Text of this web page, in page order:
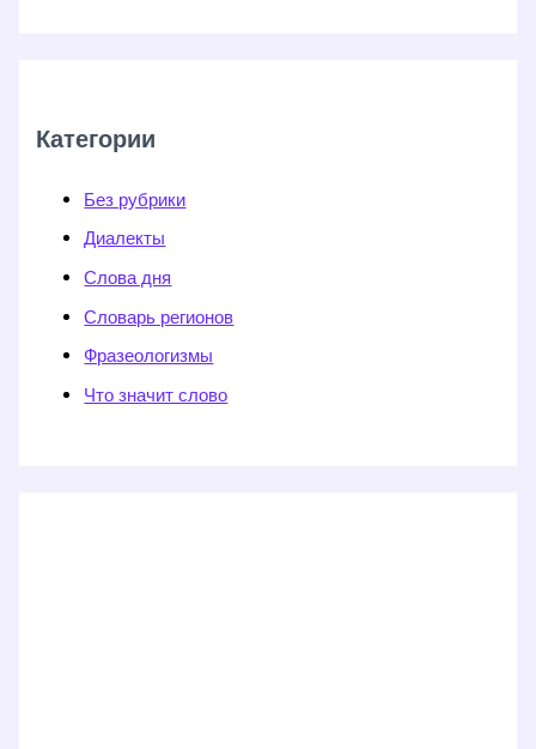
Категории
Без рубрики
Диалекты
Слова дня
Словарь регионов
Фразеологизмы
Что значит слово